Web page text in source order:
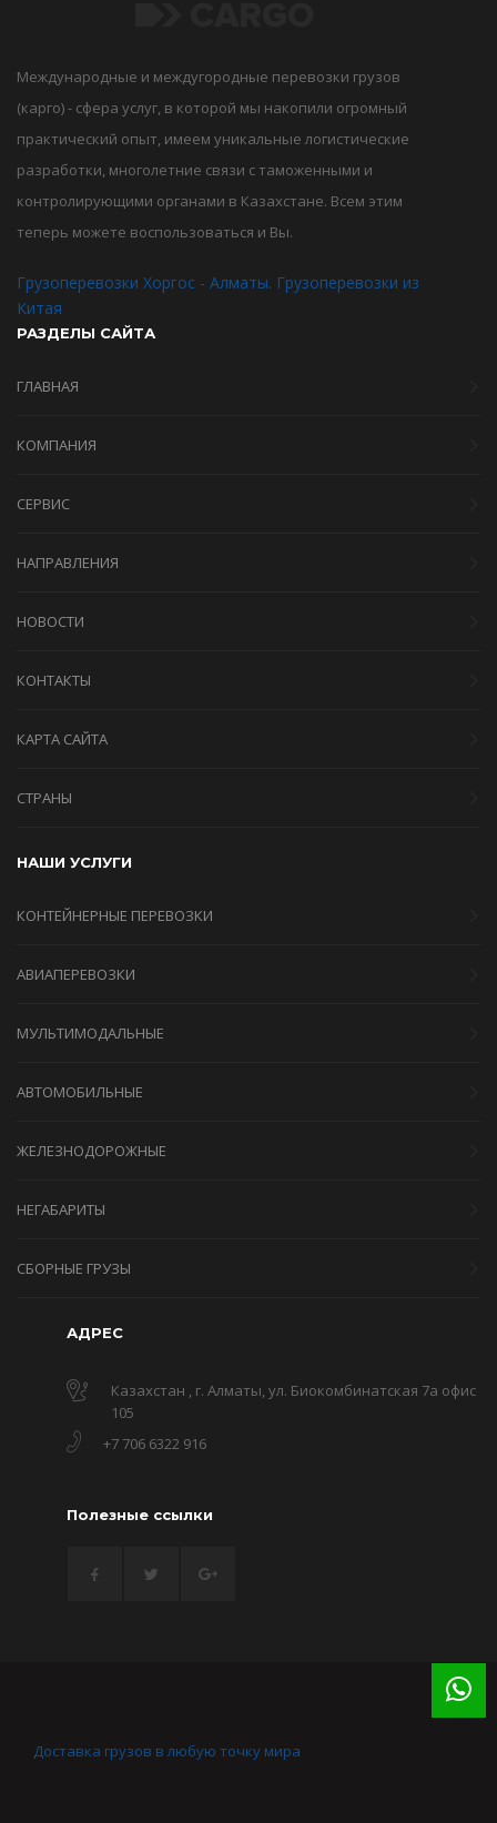
Международные и междугородные перевозки грузов
(карго) - сфера услуг, в которой мы накопили огромный
практический опыт, имеем уникальные логистические
разработки, многолетние связи с таможенными и
контролирующими органами в Казахстане. Всем этим
теперь можете воспользоваться и Вы.
Грузоперевозки Хоргос - Алматы. Грузоперевозки из
Китая
РАЗДЕЛЫ САЙТА
ГЛАВНАЯ
КОМПАНИЯ
СЕРВИС
НАПРАВЛЕНИЯ
НОВОСТИ
КОНТАКТЫ
КАРТА САЙТА
СТРАНЫ
НАШИ УСЛУГИ
КОНТЕЙНЕРНЫЕ ПЕРЕВОЗКИ
АВИАПЕРЕВОЗКИ
МУЛЬТИМОДАЛЬНЫЕ
АВТОМОБИЛЬНЫЕ
ЖЕЛЕЗНОДОРОЖНЫЕ
НЕГАБАРИТЫ
СБОРНЫЕ ГРУЗЫ
АДРЕС
Казахстан , г. Алматы, ул. Биокомбинатская 7а офис
105
+7 706 6322 916
Полезные ссылки
Доставка грузов в любую точку мира